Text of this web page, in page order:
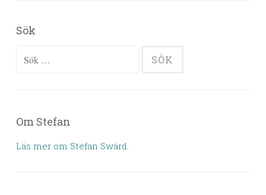
Sök
Sök efter:
Om Stefan
Läs mer om Stefan Swärd.